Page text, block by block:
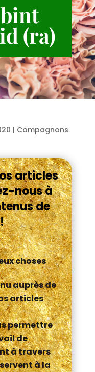
(ra)
| Compagnons
articles
nous à
de
choses
auprès de
articles
permettre
de
à travers
à la